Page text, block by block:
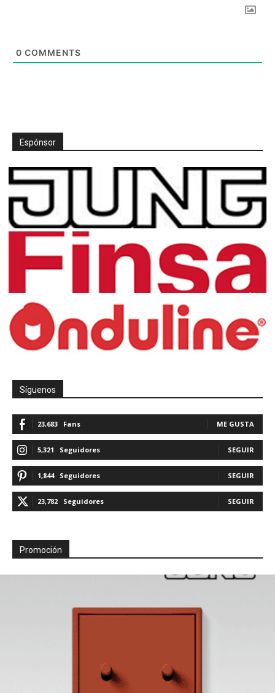
0 COMMENTS
Espónsor
Síguenos
23,683 Fans ME GUSTA
5,321 Seguidores SEGUIR
1,844 Seguidores SEGUIR
23,782 Seguidores SEGUIR
Promoción